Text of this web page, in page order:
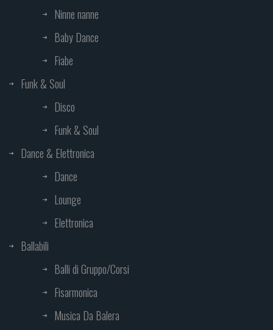
Ninne nanne
Baby Dance
Fiabe
Funk & Soul
Disco
Funk & Soul
Dance & Elettronica
Dance
Lounge
Elettronica
Ballabili
Balli di Gruppo/Corsi
Fisarmonica
Musica Da Balera